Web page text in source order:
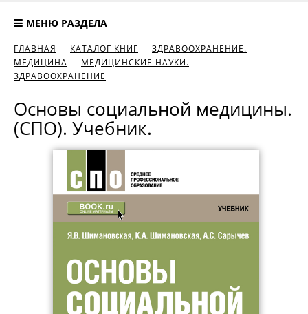
МЕНЮ РАЗДЕЛА
ГЛАВНАЯ КАТАЛОГ КНИГ
ЗДРАВООХРАНЕНИЕ.
МЕДИЦИНА
МЕДИЦИНСКИЕ НАУКИ.
ЗДРАВООХРАНЕНИЕ
Основы социальной медицины.
(СПО). Учебник.